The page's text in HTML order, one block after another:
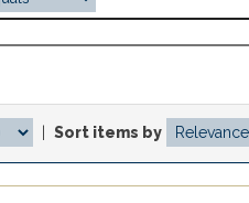
Sort items by